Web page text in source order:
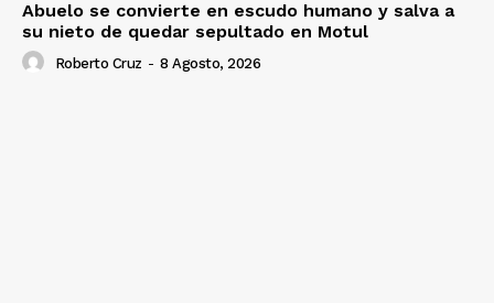
Abuelo se convierte en escudo humano y salva a
su nieto de quedar sepultado en Motul
Roberto Cruz - 8 Agosto, 2026